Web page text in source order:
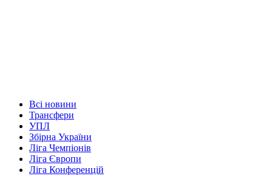
Всі новини
Трансфери
УПЛ
Збірна України
Ліга Чемпіонів
Ліга Європи
Ліга Конференцій